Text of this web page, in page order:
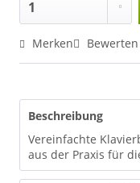
Merken Bewerten
Beschreibung
Vereinfachte
aus der Praxis für